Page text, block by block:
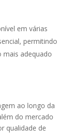
em várias
permitindo
mais adequado
ao longo da
do mercado
qualidade de